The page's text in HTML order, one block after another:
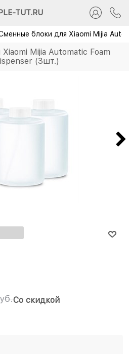
TUT.RU
блоки для Xiaomi Mijia
Mijia Automatic Foam
(3шт.)
Скидка 200 руб.
Со скидкой